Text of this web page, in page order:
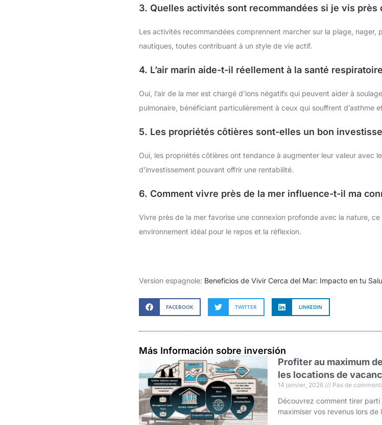
3. Quelles activités sont recommandées si je vis près
Les activités recommandées comprennent marcher sur la plage,
nautiques, toutes contribuant à un style de vie actif.
4. L’air marin aide-t-il réellement à la santé
Oui, l’air de la mer est chargé d’ions négatifs qui peuvent aider à
pulmonaire, bénéficiant particulièrement à ceux qui souffrent d’asthme
5. Les propriétés côtières sont-elles un bon
Oui, les propriétés côtières ont tendance à augmenter leur valeur avec
d’investissement pouvant offrir une rentabilité.
6. Comment vivre près de la mer influence-t-il ma
Vivre près de la mer favorise une connexion profonde avec la nature,
environnement idéal pour le repos et la réflexion.
Version espagnole: Beneficios de Vivir Cerca del Mar: Impacto en tu
FACEBOOK TWITTER LINKEDIN
Más Información sobre inversión
Profiter au maximum
les locations de
14 janvier, 2026 Pas de
Découvrez comment tirer
maximiser vos revenus lors